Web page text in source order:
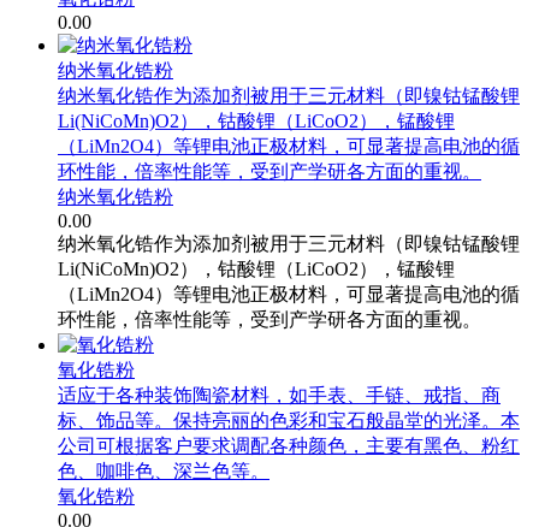
0.00
纳米氧化锆粉
纳米氧化锆作为添加剂被用于三元材料（即镍钴锰酸锂
Li(NiCoMn)O2），钴酸锂（LiCoO2），锰酸锂
（LiMn2O4）等锂电池正极材料，可显著提高电池的循
环性能，倍率性能等，受到产学研各方面的重视。
纳米氧化锆粉
0.00
纳米氧化锆作为添加剂被用于三元材料（即镍钴锰酸锂
Li(NiCoMn)O2），钴酸锂（LiCoO2），锰酸锂
（LiMn2O4）等锂电池正极材料，可显著提高电池的循
环性能，倍率性能等，受到产学研各方面的重视。
氧化锆粉
适应于各种装饰陶瓷材料，如手表、手链、戒指、商
标、饰品等。保持亮丽的色彩和宝石般晶堂的光泽。本
公司可根据客户要求调配各种颜色，主要有黑色、粉红
色、咖啡色、深兰色等。
氧化锆粉
0.00